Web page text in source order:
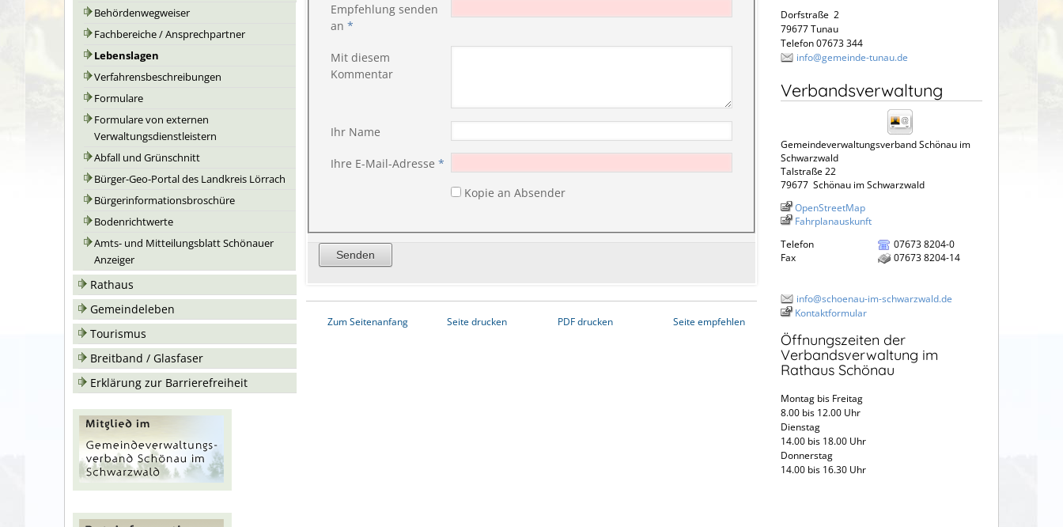
Behördenwegweiser
Fachbereiche / Ansprechpartner
Lebenslagen
Verfahrensbeschreibungen
Formulare
Formulare von externen
Verwaltungsdienstleistern
Abfall und Grünschnitt
Bürger-Geo-Portal des Landkreis Lörrach
Bürgerinformationsbroschüre
Bodenrichtwerte
Amts- und Mitteilungsblatt Schönauer
Anzeiger
Rathaus
Gemeindeleben
Tourismus
Breitband / Glasfaser
Erklärung zur Barrierefreiheit
Empfehlung senden
an *
Mit diesem
Kommentar
Ihr Name
Ihre E-Mail-Adresse *
Kopie an Absender
Zum Seitenanfang Seite drucken PDF drucken Seite empfehlen
Dorfstraße 2
79677 Tunau
Telefon 07673 344
info@gemeinde-tunau.de
Verbandsverwaltung
Gemeindeverwaltungsverband Schönau im
Schwarzwald
Talstraße 22
79677 Schönau im Schwarzwald
OpenStreetMap
Fahrplanauskunft
Telefon
07673 8204-0
Fax
07673 8204-14
info@schoenau-im-schwarzwald.de
Kontaktformular
Öffnungszeiten der
Verbandsverwaltung im
Rathaus Schönau
Montag bis Freitag
8.00 bis 12.00 Uhr
Dienstag
14.00 bis 18.00 Uhr
Donnerstag
14.00 bis 16.30 Uhr